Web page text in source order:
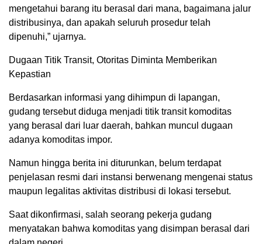
mengetahui barang itu berasal dari mana, bagaimana jalur
distribusinya, dan apakah seluruh prosedur telah
dipenuhi,” ujarnya.
Dugaan Titik Transit, Otoritas Diminta Memberikan
Kepastian
Berdasarkan informasi yang dihimpun di lapangan,
gudang tersebut diduga menjadi titik transit komoditas
yang berasal dari luar daerah, bahkan muncul dugaan
adanya komoditas impor.
Namun hingga berita ini diturunkan, belum terdapat
penjelasan resmi dari instansi berwenang mengenai status
maupun legalitas aktivitas distribusi di lokasi tersebut.
Saat dikonfirmasi, salah seorang pekerja gudang
menyatakan bahwa komoditas yang disimpan berasal dari